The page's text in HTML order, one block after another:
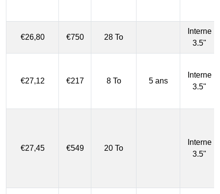
€26,80 €750 28 To
Interne
3.5"
€27,12 €217 8 To 5 ans
Interne
3.5"
€27,45 €549 20 To
Interne
3.5"